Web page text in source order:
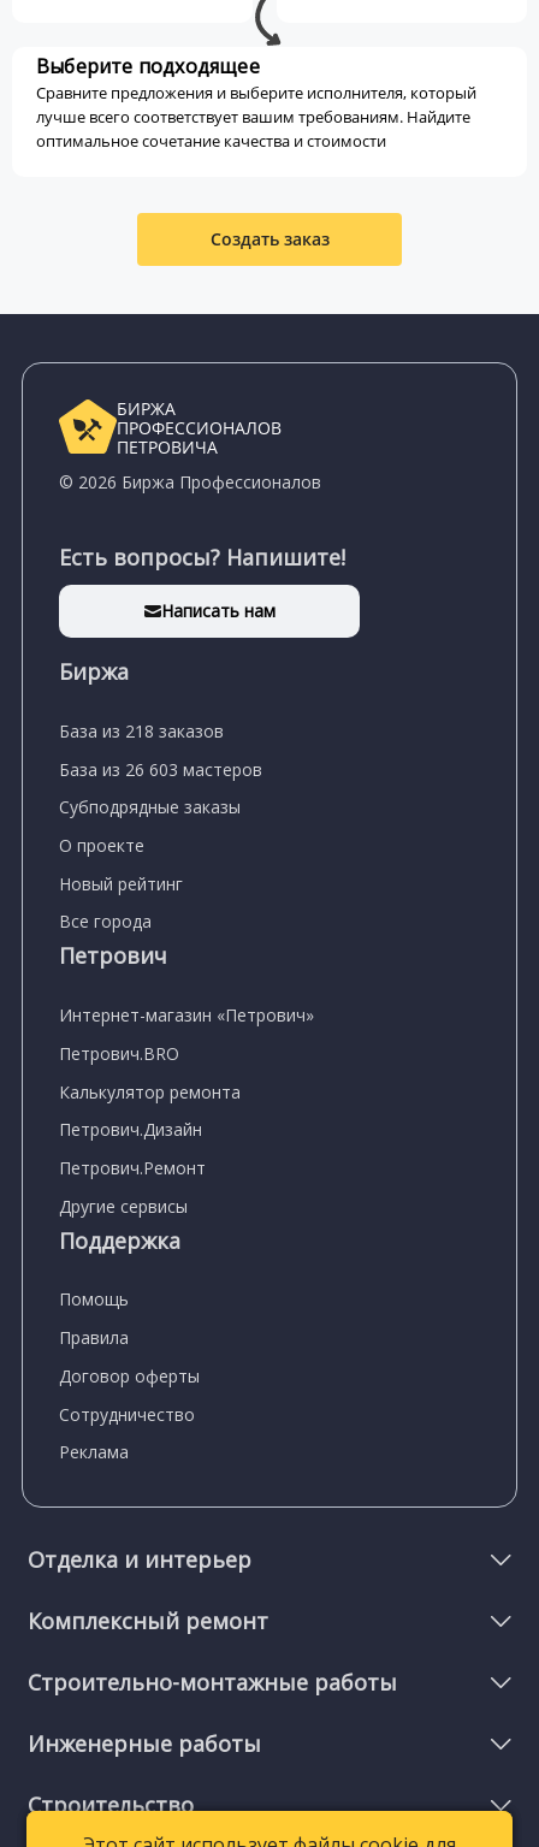
Выберите подходящее
Сравните предложения и выберите исполнителя, который
лучше всего соответствует вашим требованиям. Найдите
оптимальное сочетание качества и стоимости
Создать заказ
БИРЖА
ПРОФЕССИОНАЛОВ
ПЕТРОВИЧА
© 2026 Биржа Профессионалов
Есть вопросы? Напишите!
Написать нам
Биржа
База из 218 заказов
База из 26 603 мастеров
Субподрядные заказы
О проекте
Новый рейтинг
Все города
Петрович
Интернет-магазин «Петрович»
Петрович.BRO
Калькулятор ремонта
Петрович.Дизайн
Петрович.Ремонт
Другие сервисы
Поддержка
Помощь
Правила
Договор оферты
Сотрудничество
Реклама
Отделка и интерьер
Комплексный ремонт
Строительно-монтажные работы
Инженерные работы
Строительство